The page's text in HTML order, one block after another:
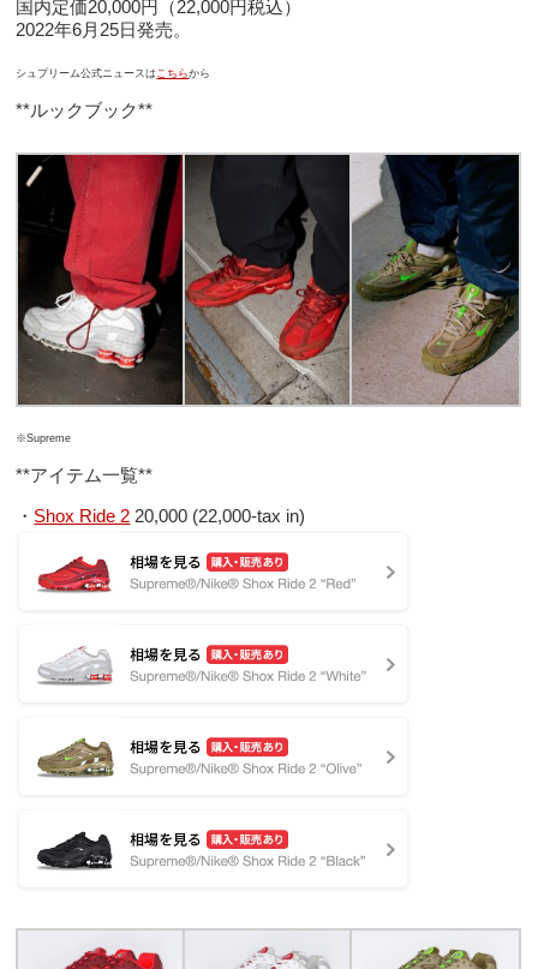
国内定価20,000円（22,000円税込）
2022年6月25日発売。
シュプリーム公式ニュースは こちらから
**ルックブック**
※Supreme
**アイテム一覧**
・ Shox Ride 2 20,000 (22,000-tax in)